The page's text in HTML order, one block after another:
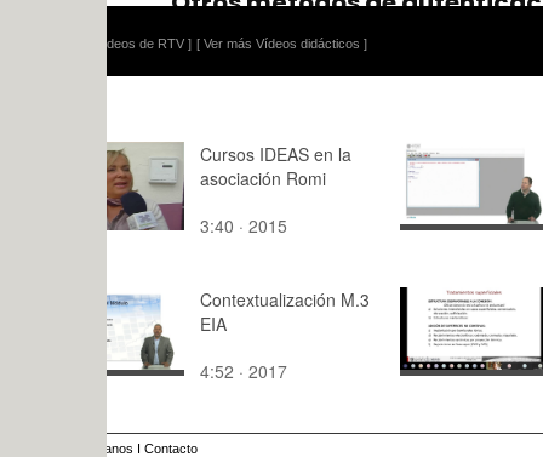
[ Ver más Vídeos didácticos ]
Cursos IDEAS en la
asociación Romi
3:40 · 2015
Listas en R
6:40 · 2018
Contextualización M.3
EIA
4:52 · 2017
Clase de
Fricción II
71:45 ·